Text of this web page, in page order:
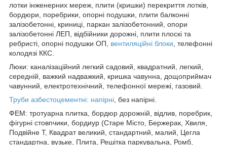
лотки інженерних мереж, плити (кришки) перекриття лотків,
бордюри, поребрики, опорні подушки, плити балконні
залізобетонні, криниці, паркан залізобетонний, опори
залізобетонні ЛЕП, відбійники дорожні, плити плоскі та
ребристі, опорні подушки ОП, вентиляційні блоки , телефонні
колодязі ККС.
Люки: каналізаційний легкий садовий, квадратний, легкий,
середній, важкий надважкий, кришка чавунна, дощоприймач
чавунний, електротехнічний, телефонної мережі, газовий.
Труби азбестоцементні: напірні , без напірні.
ФЕМ: тротуарна плитка, бордюр дорожній, відлив, поребрик,
фігурні стовпчики, бордиур (Старе Місто, Бержерак, Хвиля,
Подвійне Т, Квадрат великий, стандартний, малий, Цегла
стандартна, вузьке, Плита, Решітка паркувальна, Ромб,